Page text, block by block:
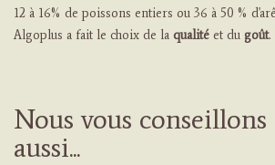
12 à 16% de poissons entiers ou 36 à 50 %
Algoplus a fait le choix de la qualité et du goût.
Nous vous conseillons
aussi...